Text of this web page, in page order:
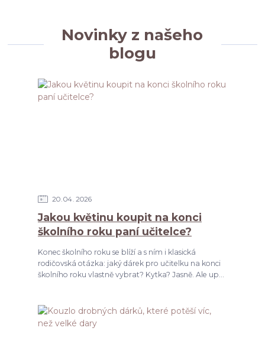
Novinky z našeho
blogu
20 04 2026
Jakou květinu koupit na konci
školního roku paní učitelce?
Konec školního roku se blíží a s ním i klasická
rodičovská otázka: jaký dárek pro učitelku na konci
školního roku vlastně vybrat? Kytka? Jasně. Ale up...